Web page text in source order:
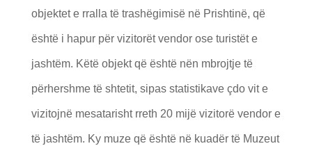
objektet e rralla të trashëgimisë në Prishtinë, që
është i hapur për vizitorët vendor ose turistët e
jashtëm. Këtë objekt që është nën mbrojtje të
përhershme të shtetit, sipas statistikave çdo vit e
vizitojnë mesatarisht rreth 20 mijë vizitorë vendor e
të jashtëm. Ky muze që është në kuadër të Muzeut